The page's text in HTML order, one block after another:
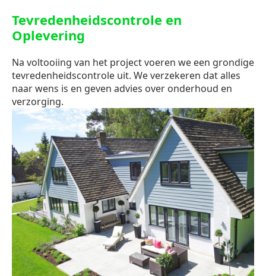
Tevredenheidscontrole en
Oplevering
Na voltooiing van het project voeren we een grondige
tevredenheidscontrole uit. We verzekeren dat alles
naar wens is en geven advies over onderhoud en
verzorging.